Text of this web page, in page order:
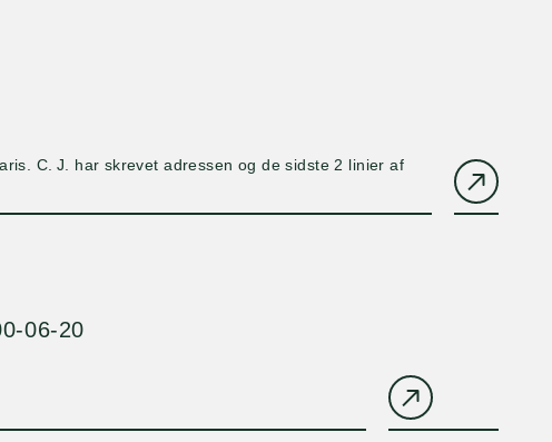
C. J. har skrevet adressen og de sidste 2 linier af
06-20